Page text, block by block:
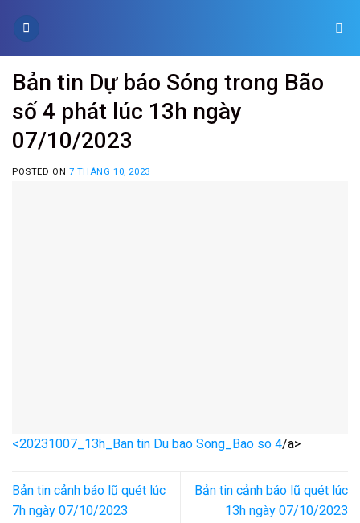
Bản tin Dự báo Sóng trong Bão
số 4 phát lúc 13h ngày
07/10/2023
POSTED ON 7 THÁNG 10, 2023
<20231007_13h_Ban tin Du bao Song_Bao so 4/a>
Bản tin cảnh báo lũ quét lúc
7h ngày 07/10/2023
Bản tin cảnh báo lũ quét lúc
13h ngày 07/10/2023